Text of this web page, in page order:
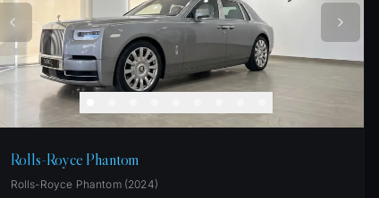
Rolls-Royce Phantom
Rolls-Royce Phantom(2024)